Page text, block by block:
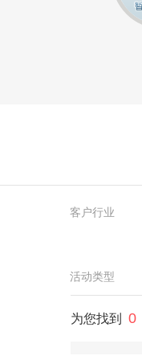
客户行业
活动类型
为您找到 0